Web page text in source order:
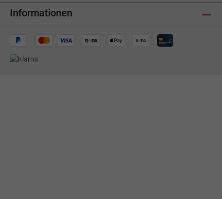
Informationen